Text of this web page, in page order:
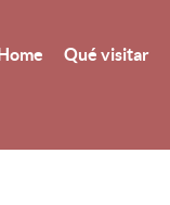
Qué visitar